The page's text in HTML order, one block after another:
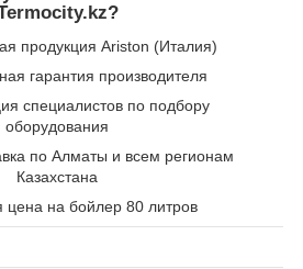
продукция Ariston (Италия)
гарантия производителя
специалистов по подбору
оборудования
по Алматы и всем регионам
Казахстана
цена на бойлер 80 литров